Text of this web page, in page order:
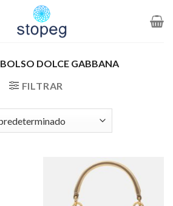
BOLSO DOLCE GABBANA
FILTRAR